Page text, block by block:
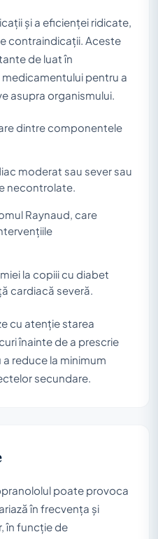
și a eficienței ridicate,
contraindicații. Aceste
de luat în
pentru a
asupra organismului.
dintre componentele
moderat sau sever sau
necontrolate.
Raynaud, care
la copiii cu diabet
cardiacă severă.
cu atenție starea
înainte de a prescrie
reduce la minimum
secundare.
poate provoca
în frecvența și
în funcție de